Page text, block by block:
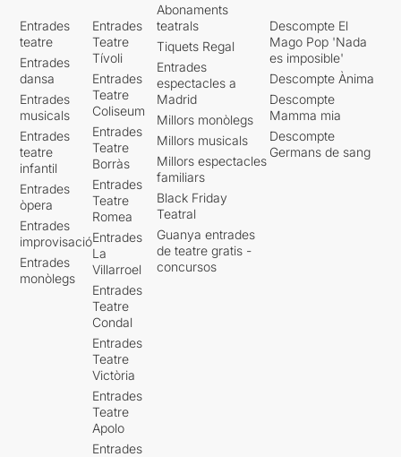
Entrades
teatre
Entrades
dansa
Entrades
musicals
Entrades
teatre
infantil
Entrades
òpera
Entrades
improvisació
Entrades
monòlegs
Entrades
Teatre
Tívoli
Entrades
Teatre
Coliseum
Entrades
Teatre
Borràs
Entrades
Teatre
Romea
Entrades
La
Villarroel
Entrades
Teatre
Condal
Entrades
Teatre
Victòria
Entrades
Teatre
Apolo
Entrades
Abonaments
teatrals
Tiquets Regal
Entrades
espectacles a
Madrid
Millors monòlegs
Millors musicals
Millors espectacles
familiars
Black Friday
Teatral
Guanya entrades
de teatre gratis -
concursos
Descompte El
Mago Pop 'Nada
es imposible'
Descompte Ànima
Descompte
Mamma mia
Descompte
Germans de sang